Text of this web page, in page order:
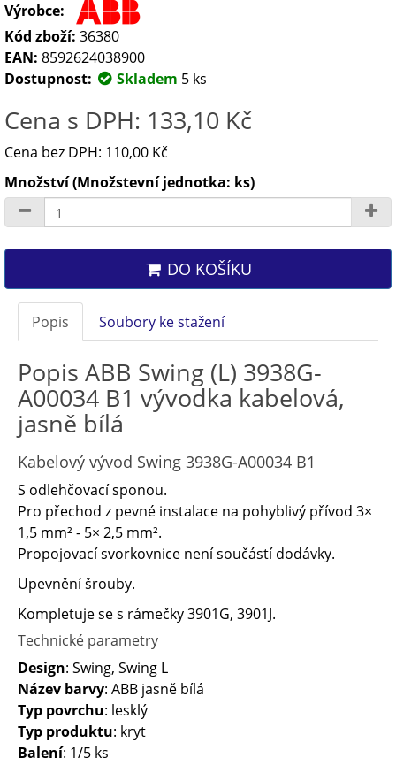
Výrobce:
Kód zboží: 36380
EAN: 8592624038900
Dostupnost:
Skladem 5 ks
Cena s DPH: 133,10 Kč
Cena bez DPH: 110,00 Kč
Množství (Množstevní jednotka: ks)
DO KOŠÍKU
Popis Soubory ke stažení
Popis ABB Swing (L) 3938G-
A00034 B1 vývodka kabelová,
jasně bílá
Kabelový vývod Swing 3938G-A00034 B1
S odlehčovací sponou.
Pro přechod z pevné instalace na pohyblivý přívod 3×
1,5 mm² - 5× 2,5 mm².
Propojovací svorkovnice není součástí dodávky.
Upevnění šrouby.
Kompletuje se s rámečky 3901G, 3901J.
Technické parametry
Design: Swing, Swing L
Název barvy: ABB jasně bílá
Typ povrchu: lesklý
Typ produktu: kryt
Balení: 1/5 ks